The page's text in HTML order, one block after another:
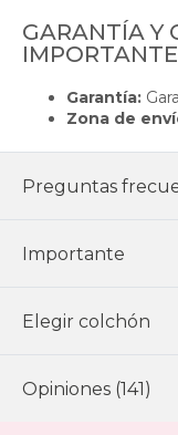
GARANTÍA Y
Garantía:
Zona de
Preguntas
Importante
Elegir colchón
Opiniones (141)